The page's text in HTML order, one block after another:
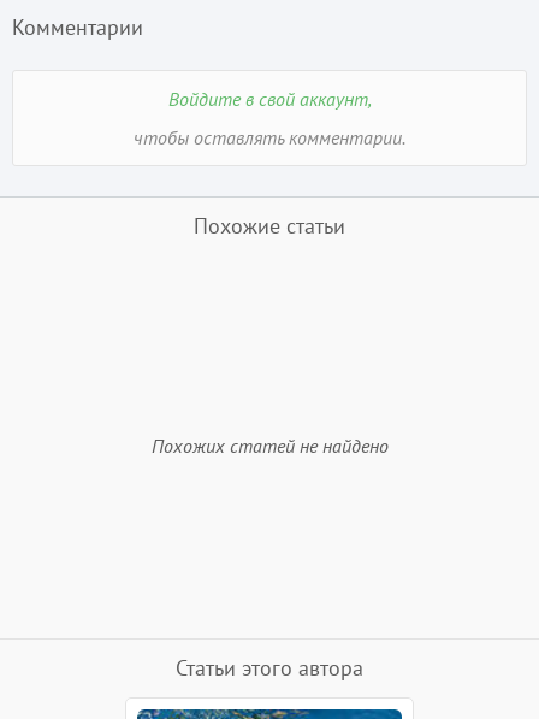
Комментарии
Войдите в свой аккаунт,
чтобы оставлять комментарии.
Похожие статьи
Похожих статей не найдено
Статьи этого автора